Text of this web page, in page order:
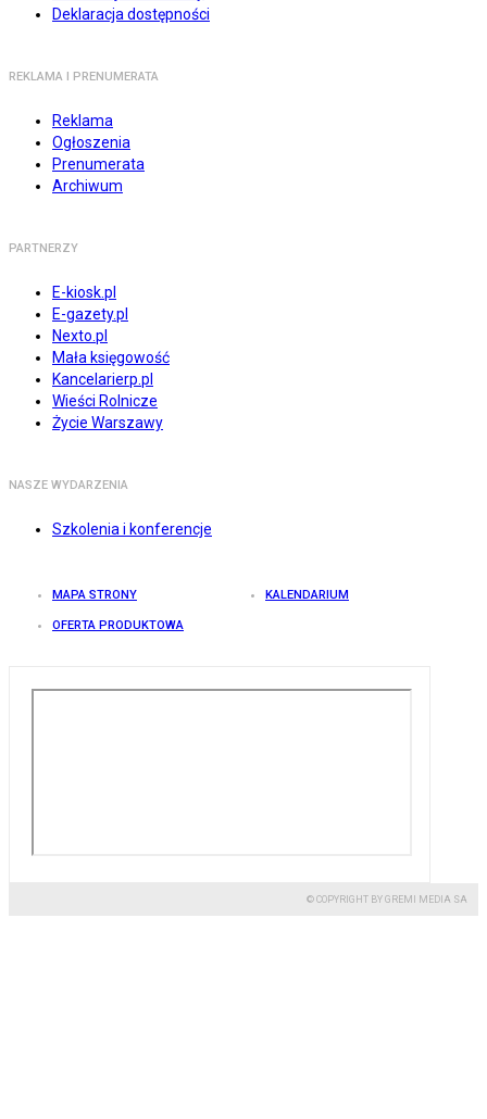
Deklaracja dostępności
REKLAMA I PRENUMERATA
Reklama
Ogłoszenia
Prenumerata
Archiwum
PARTNERZY
E-kiosk.pl
E-gazety.pl
Nexto.pl
Mała księgowość
Kancelarierp.pl
Wieści Rolnicze
Życie Warszawy
NASZE WYDARZENIA
Szkolenia i konferencje
MAPA STRONY KALENDARIUM
OFERTA PRODUKTOWA
© COPYRIGHT BY GREMI MEDIA SA